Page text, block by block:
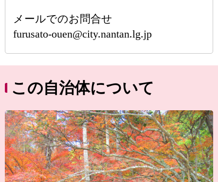
メールでのお問合せ
furusato-ouen@city.nantan.lg.jp
この自治体について